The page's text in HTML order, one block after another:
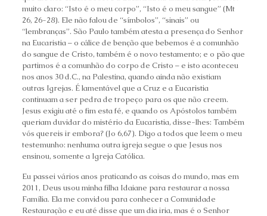
muito claro: “Isto é o meu corpo”, “Isto é o meu sangue” (Mt
26, 26-28). Ele não falou de “símbolos”, “sinais” ou
“lembranças”. São Paulo também atesta a presença do Senhor
na Eucaristia – o cálice de benção que bebemos é a comunhão
do sangue de Cristo, também é o novo testamento; e o pão que
partimos é a comunhão do corpo de Cristo – e isto aconteceu
nos anos 30 d.C., na Palestina, quando ainda não existiam
outras Igrejas. É lamentável que a Cruz e a Eucaristia
continuam a ser pedra de tropeço para os que não creem.
Jesus exigiu até o fim esta fé, e quando os Apóstolos também
queriam duvidar do mistério da Eucaristia, disse-lhes: Também
vós quereis ir embora? (Jo 6,67). Digo a todos que leem o meu
testemunho: nenhuma outra igreja segue o que Jesus nos
ensinou, somente a Igreja Católica.
Eu passei vários anos praticando as coisas do mundo, mas em
2011, Deus usou minha filha Idaiane para restaurar a nossa
Família. Ela me convidou para conhecer a Comunidade
Restauração e eu até disse que um dia iria, mas é o Senhor